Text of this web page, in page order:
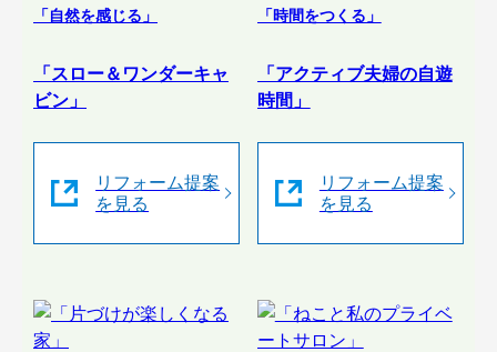
「自然を感じる」
「スロー＆ワンダーキャ
ビン」
リフォーム提案
を見る
「時間をつくる」
「アクティブ夫婦の自遊
時間」
リフォーム提案
を見る